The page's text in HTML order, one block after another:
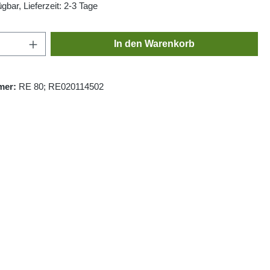
Lieferzeit: 2-3 Tage
Anzahl: Gib den gewünschten Wert ein
In den Warenkorb
RE 80; RE020114502